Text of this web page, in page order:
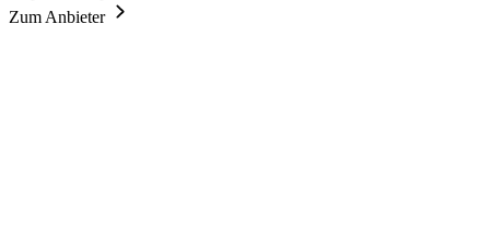
Zum Anbieter